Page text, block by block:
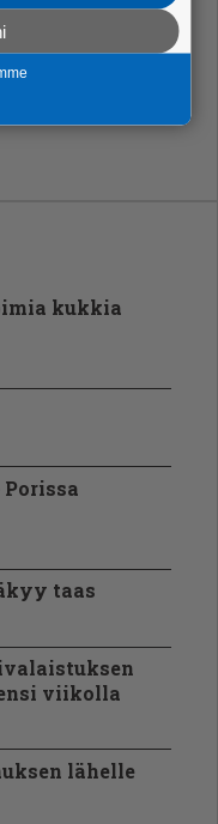
kukkia
taas
viikolla
lähelle